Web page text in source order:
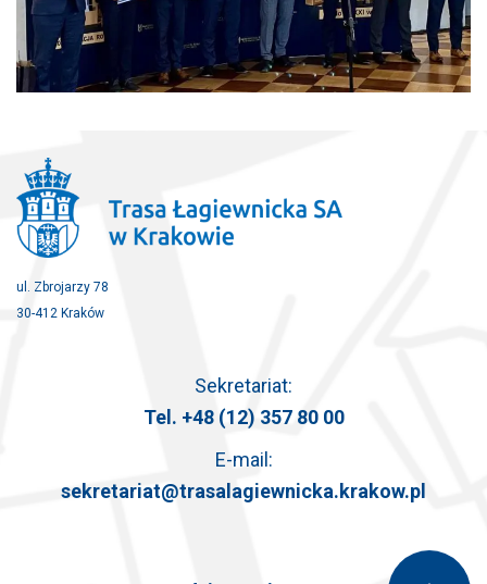
ul. Zbrojarzy 78
30-412 Kraków
Sekretariat:
Tel. +48 (12) 357 80 00
E-mail:
sekretariat@trasalagiewnicka.krakow.pl